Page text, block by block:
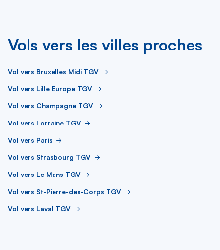
Vols vers les villes proches
Vol vers Bruxelles Midi TGV
Vol vers Lille Europe TGV
Vol vers Champagne TGV
Vol vers Lorraine TGV
Vol vers Paris
Vol vers Strasbourg TGV
Vol vers Le Mans TGV
Vol vers St-Pierre-des-Corps TGV
Vol vers Laval TGV